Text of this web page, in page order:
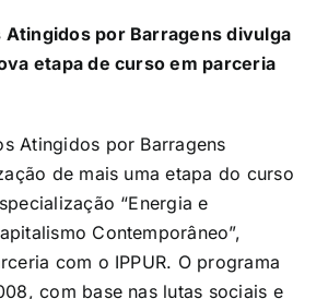
por Barragens divulga
etapa de curso em parceria
Atingidos por Barragens
de mais uma etapa do curso
“Energia e
Contemporâneo”,
com o IPPUR. O programa
com base nas lutas sociais e